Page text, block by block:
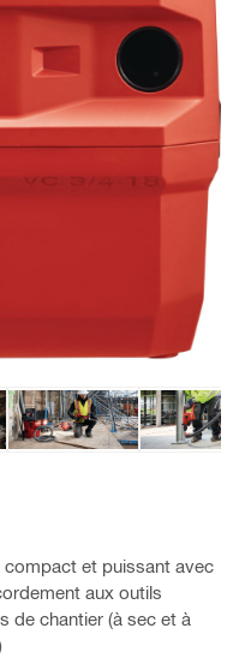
et puissant avec
aux outils
de chantier (à sec et à